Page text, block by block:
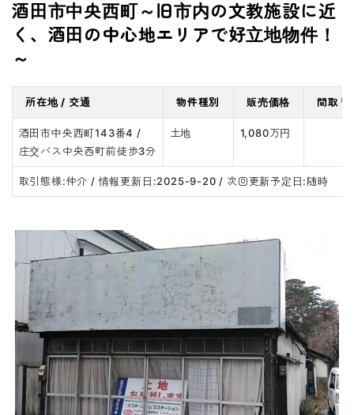
酒田市中央西町～旧市内の文教施設に近
く、酒田の中心地エリアで好立地物件！
～
所在地 / 交通 物件種別 販売価格 間取り
酒田市中央西町143番4 /
庄交バス中央西町前徒歩3分
土地 1,080万円
取引態様:仲介 / 情報更新日:2025-9-20 / 次回更新予定日:随時